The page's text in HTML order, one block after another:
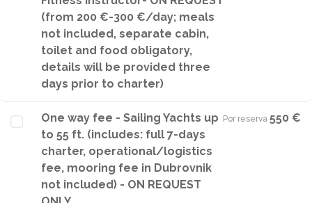
(from 200 €-300 €/day; meals
not included, separate cabin,
toilet and food obligatory,
details will be provided three
days prior to charter)
One way fee - Sailing Yachts up
to 55 ft. (includes: full 7-days
charter, operational/logistics
fee, mooring fee in Dubrovnik
not included) - ON REQUEST
Por reserva·550 €